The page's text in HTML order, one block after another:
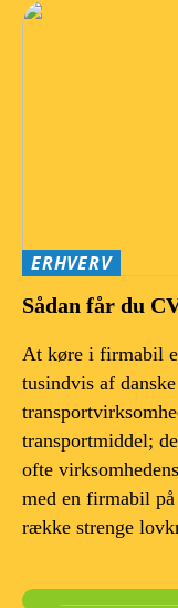
ERHVERV
Sådan får du
At køre i firmabil
tusindvis af
transportmiddel;
ofte
med en firmabil
række strenge